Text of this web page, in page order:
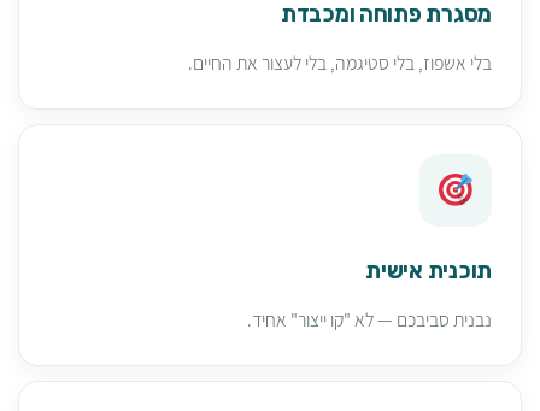
מסגרת פתוחה ומכבדת
בלי אשפוז, בלי סטיגמה, בלי לעצור את החיים.
תוכנית אישית
נבנית סביבכם — לא "קו ייצור" אחיד.